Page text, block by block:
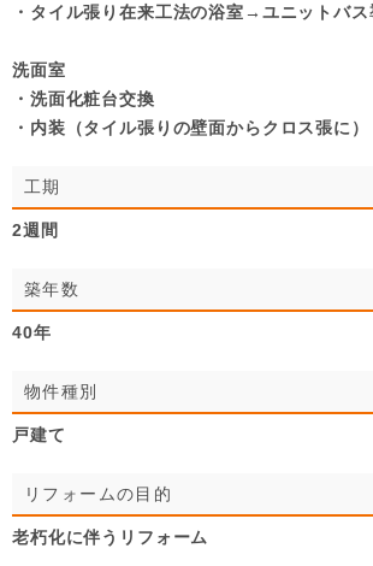
・タイル張り在来工法の浴室→ユニットバス
洗面室
・洗面化粧台交換
・内装（タイル張りの壁面からクロス張に）
工期
2週間
築年数
40年
物件種別
戸建て
リフォームの目的
老朽化に伴うリフォーム